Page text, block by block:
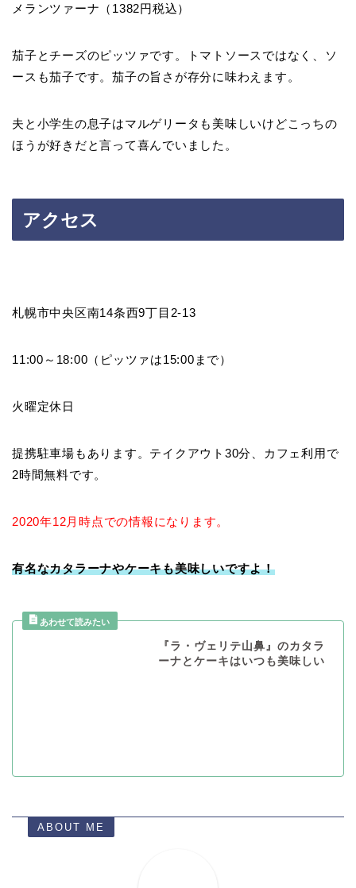
メランツァーナ（1382円税込）
茄子とチーズのピッツァです。トマトソースではなく、ソ
ースも茄子です。茄子の旨さが存分に味わえます。
夫と小学生の息子はマルゲリータも美味しいけどこっちの
ほうが好きだと言って喜んでいました。
アクセス
札幌市中央区南14条西9丁目2-13
11:00～18:00（ピッツァは15:00まで）
火曜定休日
提携駐車場もあります。テイクアウト30分、カフェ利用で
2時間無料です。
2020年12月時点での情報になります。
有名なカタラーナやケーキも美味しいですよ！
『ラ・ヴェリテ山鼻』のカタラ
ーナとケーキはいつも美味しい
ABOUT ME